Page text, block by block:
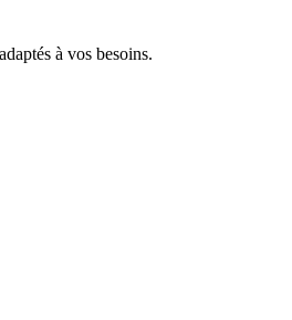
à vos besoins.